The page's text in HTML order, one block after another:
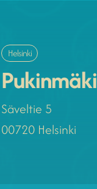
Helsinki
Pukinmäki
Säveltie 5
00720 Helsinki